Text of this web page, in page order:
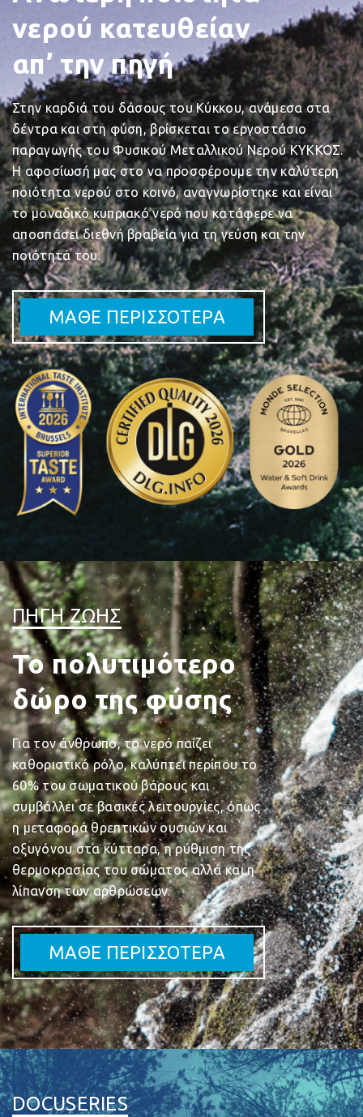
νερού κατευθείαν
απ’ την πηγή
Στην καρδιά του δάσους του Κύκκου, ανάμεσα στα
δέντρα και στη φύση, βρίσκεται το εργοστάσιο
παραγωγής του Φυσικού Μεταλλικού Νερού ΚΥΚΚΟΣ.
Η αφοσίωσή μας στο να προσφέρουμε την καλύτερη
ποιότητα νερού στο κοινό, αναγνωρίστηκε και είναι
το μοναδικό κυπριακό νερό που κατάφερε να
αποσπάσει διεθνή βραβεία για τη γεύση και την
ποιότητά του.
ΜΑΘΕ ΠΕΡΙΣΣΟΤΕΡΑ
ΠΗΓΗ ΖΩΗΣ
Το πολυτιμότερο
δώρο της φύσης
Για τον άνθρωπο, το νερό παίζει
καθοριστικό ρόλο, καλύπτει περίπου το
60% του σωματικού βάρους και
συμβάλλει σε βασικές λειτουργίες, όπως
η μεταφορά θρεπτικών ουσιών και
οξυγόνου στα κύτταρα, η ρύθμιση της
θερμοκρασίας του σώματος αλλά και η
λίπανση των αρθρώσεων.
ΜΑΘΕ ΠΕΡΙΣΣΟΤΕΡΑ
DOCUSERIES